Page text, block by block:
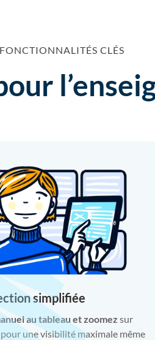
CLÉS
simplifiée
au tableau et zoomez sur
une visibilité maximale même